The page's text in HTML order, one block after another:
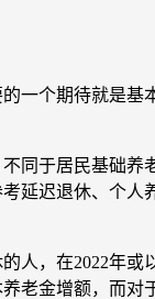
一个期待就是
不同于居民基础养
延迟退休、个
的人，在2022年
老金增额，而对